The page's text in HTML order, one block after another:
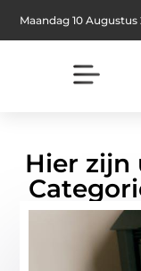
Maandag 10 Augustus
Hier zijn